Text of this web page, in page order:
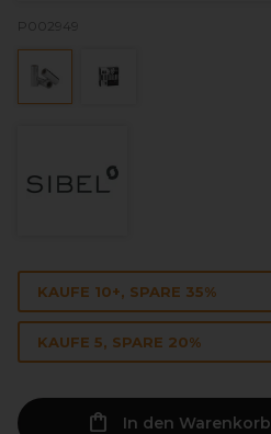
P002949
KAUFE 10+, SPARE 35%
KAUFE 5, SPARE 20%
In den Warenkorb